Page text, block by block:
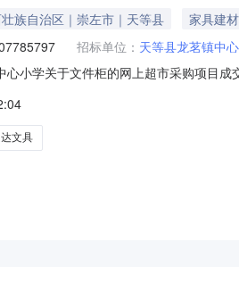
壮族自治区｜崇左市｜天等县
家具建材
招标单位： 天等县龙茗镇中
心小学关于文件柜的网上超市采购项目
采购计划信息：序号采购计划文号信息
文具